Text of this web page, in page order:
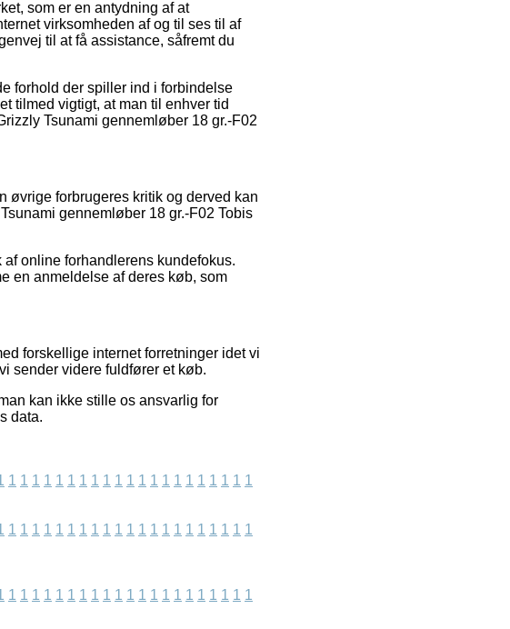
som er en antydning af at
virksomheden af og til ses til af
til at få assistance, såfremt du
forhold der spiller ind i forbindelse
tilmed vigtigt, at man til enhver tid
Tsunami gennemløber 18 gr.-F02
øvrige forbrugeres kritik og derved kan
gennemløber 18 gr.-F02 Tobis
online forhandlerens kundefokus.
en anmeldelse af deres køb, som
forskellige internet forretninger idet vi
sender videre fuldfører et køb.
kan ikke stille os ansvarlig for
data.
1 1 1 1 1 1 1 1 1 1 1 1 1 1 1 1 1 1 1 1 1
1 1 1 1 1 1 1 1 1 1 1 1 1 1 1 1 1 1 1 1 1
1 1 1 1 1 1 1 1 1 1 1 1 1 1 1 1 1 1 1 1 1